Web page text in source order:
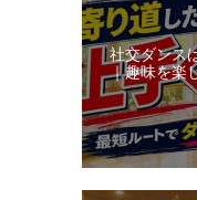
社交ダンス
｜趣味を楽